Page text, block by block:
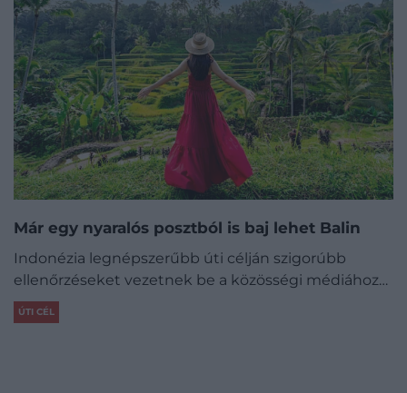
Már egy nyaralós posztból is baj lehet Balin
Indonézia legnépszerűbb úti célján szigorúbb
ellenőrzéseket vezetnek be a közösségi médiához…
ÚTI CÉL